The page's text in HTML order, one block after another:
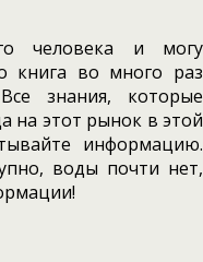
человека и могу
книга во много раз
знания, которые
на этот рынок в этой
информацию.
воды почти нет,